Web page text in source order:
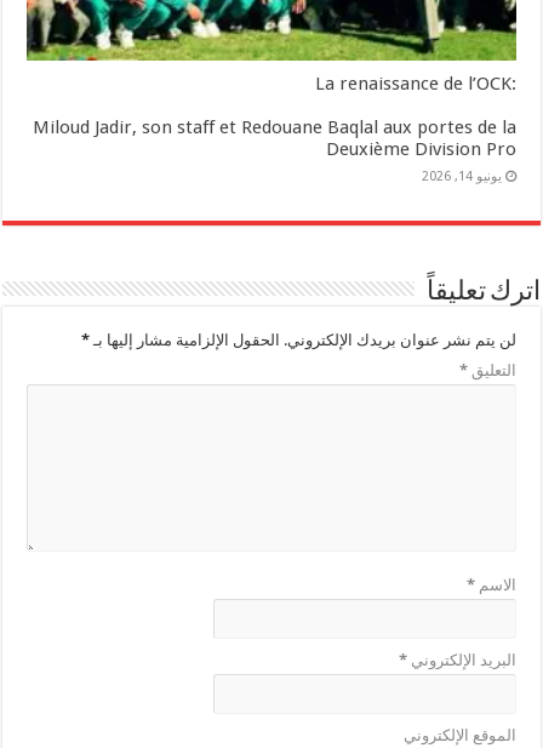
:La renaissance de l’OCK
Miloud Jadir, son staff et Redouane Baqlal aux portes de la
Deuxième Division Pro
يونيو 14, 2026
اترك تعليقاً
لن يتم نشر عنوان بريدك الإلكتروني. الحقول الإلزامية مشار إليها بـ*
التعليق*
الاسم*
البريد الإلكتروني*
الموقع الإلكتروني